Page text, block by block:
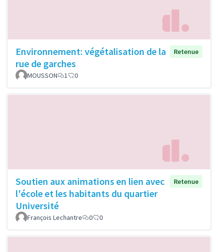
Environnement: végétalisation de la
rue de garches
Retenue
MOUSSON 1 0
Soutien aux animations en lien avec
l'école et les habitants du quartier
Université
Retenue
François Lechantre 0 0